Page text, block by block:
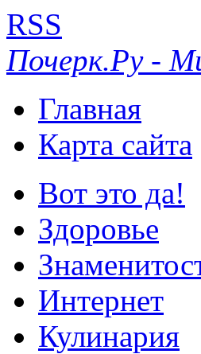
RSS
Почерк.Ру -
Главная
Карта сайта
Вот это да!
Здоровье
Интернет
Кулинария